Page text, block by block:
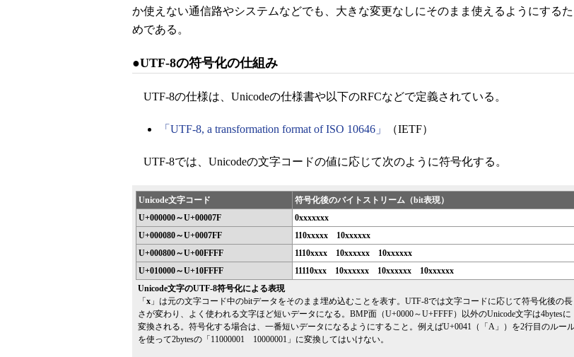
か使えない通信路やシステムなどでも、大きな変更なしにそのまま使えるようにするた
めである。
●UTF-8の符号化の仕組み
UTF-8の仕様は、Unicodeの仕様書や以下のRFCなどで定義されている。
「UTF-8, a transformation format of ISO 10646」 （IETF）
UTF-8では、Unicodeの文字コードの値に応じて次のように符号化する。
Unicode文字コード
符号化後のバイトストリーム（bit表現）
U+000000～U+00007F
0xxxxxxx
U+000080～U+0007FF
110xxxxx 10xxxxxx
U+000800～U+00FFFF
1110xxxx 10xxxxxx 10xxxxxx
U+010000～U+10FFFF
11110xxx 10xxxxxx 10xxxxxx 10xxxxxx
Unicode文字のUTF-8符号化による表現
「 x 」は元の文字コード中のbitデータをそのまま埋め込むことを表す。UTF-8では文字コードに応じて符号化後の長
さが変わり、よく使われる文字ほど短いデータになる。BMP面（U+0000～U+FFFF）以外のUnicode文字は4bytesに
変換される。符号化する場合は、一番短いデータになるようにすること。例えばU+0041（「A」）を2行目のルー
を使って2bytesの「11000001 10000001」に変換してはいけない。